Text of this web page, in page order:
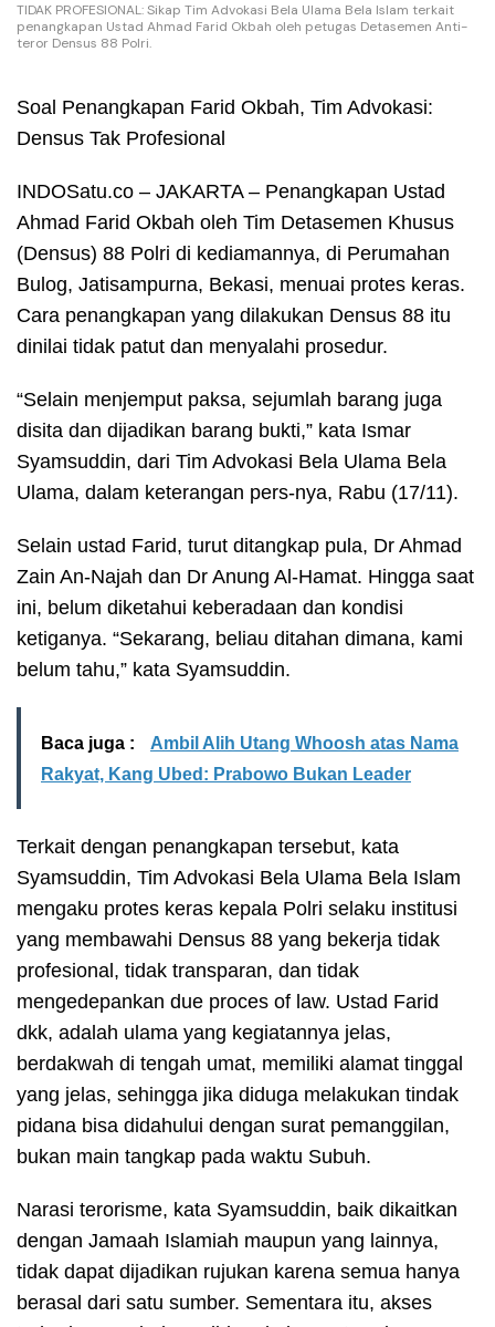
TIDAK PROFESIONAL: Sikap Tim Advokasi Bela Ulama Bela Islam terkait
penangkapan Ustad Ahmad Farid Okbah oleh petugas Detasemen Anti-
teror Densus 88 Polri.
Soal Penangkapan Farid Okbah, Tim Advokasi:
Densus Tak Profesional
INDOSatu.co – JAKARTA – Penangkapan Ustad
Ahmad Farid Okbah oleh Tim Detasemen Khusus
(Densus) 88 Polri di kediamannya, di Perumahan
Bulog, Jatisampurna, Bekasi, menuai protes keras.
Cara penangkapan yang dilakukan Densus 88 itu
dinilai tidak patut dan menyalahi prosedur.
“Selain menjemput paksa, sejumlah barang juga
disita dan dijadikan barang bukti,” kata Ismar
Syamsuddin, dari Tim Advokasi Bela Ulama Bela
Ulama, dalam keterangan pers-nya, Rabu (17/11).
Selain ustad Farid, turut ditangkap pula, Dr Ahmad
Zain An-Najah dan Dr Anung Al-Hamat. Hingga saat
ini, belum diketahui keberadaan dan kondisi
ketiganya. “Sekarang, beliau ditahan dimana, kami
belum tahu,” kata Syamsuddin.
Baca juga :
Ambil Alih Utang Whoosh atas Nama
Rakyat, Kang Ubed: Prabowo Bukan Leader
Terkait dengan penangkapan tersebut, kata
Syamsuddin, Tim Advokasi Bela Ulama Bela Islam
mengaku protes keras kepala Polri selaku institusi
yang membawahi Densus 88 yang bekerja tidak
profesional, tidak transparan, dan tidak
mengedepankan due proces of law. Ustad Farid
dkk, adalah ulama yang kegiatannya jelas,
berdakwah di tengah umat, memiliki alamat tinggal
yang jelas, sehingga jika diduga melakukan tindak
pidana bisa didahului dengan surat pemanggilan,
bukan main tangkap pada waktu Subuh.
Narasi terorisme, kata Syamsuddin, baik dikaitkan
dengan Jamaah Islamiah maupun yang lainnya,
tidak dapat dijadikan rujukan karena semua hanya
berasal dari satu sumber. Sementara itu, akses